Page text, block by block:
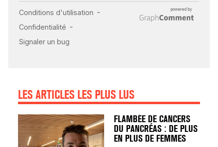
LES ARTICLES LES PLUS LUS
INSUFFISANCE
CARDIAQUE : LES
FLAMBÉE DE CANCERS
DU PANCRÉAS : DE PLUS
EN PLUS DE FEMMES